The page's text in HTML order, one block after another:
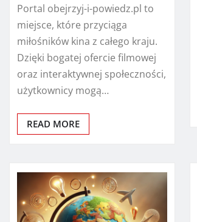
Portal obejrzyj-i-powiedz.pl to
miejsce, które przyciąga
miłośników kina z całego kraju.
Dzięki bogatej ofercie filmowej
oraz interaktywnej społeczności,
użytkownicy mogą…
READ MORE